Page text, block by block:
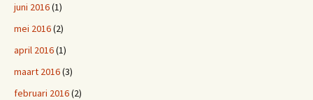
juni 2016(1)
mei 2016(2)
april 2016(1)
maart 2016(3)
februari 2016(2)